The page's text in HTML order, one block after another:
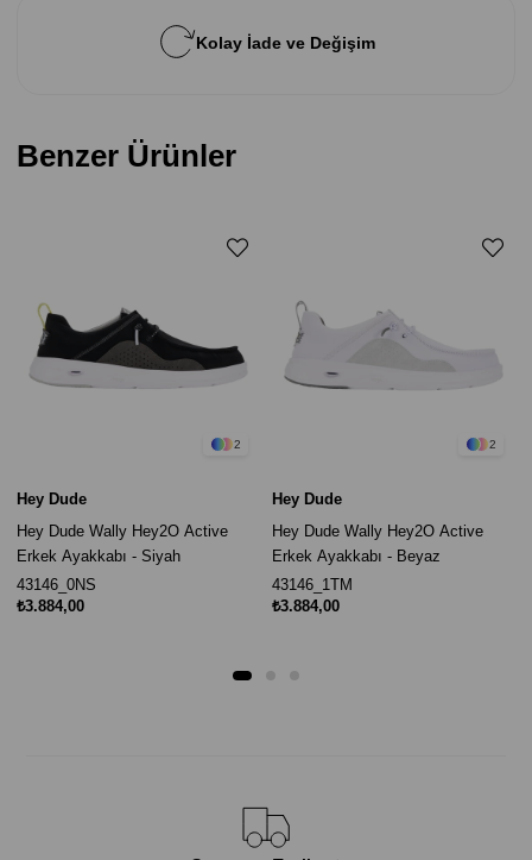
Kolay İade ve Değişim
Benzer Ürünler
2
Hey Dude
Hey Dude Wally Hey2O Active
Erkek Ayakkabı - Siyah
43146_0NS
₺3.884,00
2
Hey Dude
Hey Dude Wally Hey2O Active
Erkek Ayakkabı - Beyaz
43146_1TM
₺3.884,00